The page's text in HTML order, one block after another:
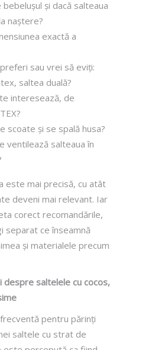
și dacă salteaua
naștere?
exactă a
sau vrei să eviți:
saltea duală?
interesează, de
scoate și se spală husa?
ventilează salteaua în
este mai precisă, cu atât
deveni mai relevant. Iar
corect recomandările,
separat ce înseamnă
și materialele precum
despre saltelele cu cocos,
pentru părinți
saltele cu strat de